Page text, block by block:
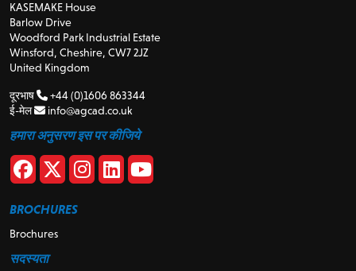
KASEMAKE House
Barlow Drive
Woodford Park Industrial Estate
Winsford, Cheshire, CW7 2JZ
United Kingdom
दूरभाष
+44 (0)1606 863344
ई-मेल
info@agcad.co.uk
हमारा अनुसरण इस पर कीजिये
BROCHURES
Brochures
सदस्यता